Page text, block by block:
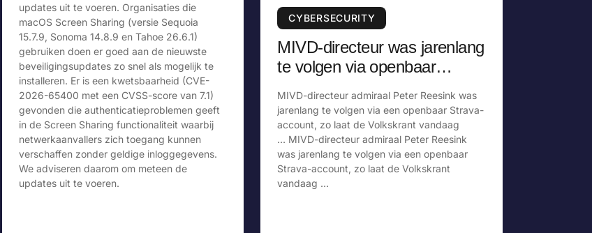
updates uit te voeren. Organisaties die
macOS Screen Sharing (versie Sequoia
15.7.9, Sonoma 14.8.9 en Tahoe 26.6.1)
gebruiken doen er goed aan de nieuwste
beveiligingsupdates zo snel als mogelijk te
installeren. Er is een kwetsbaarheid (CVE-
2026-65400 met een CVSS-score van 7.1)
gevonden die authenticatieproblemen geeft
in de Screen Sharing functionaliteit waarbij
netwerkaanvallers zich toegang kunnen
verschaffen zonder geldige inloggegevens.
We adviseren daarom om meteen de
updates uit te voeren.
CYBERSECURITY
MIVD-directeur was jarenlang
te volgen via openbaar
MIVD-directeur admiraal Peter Reesink was
jarenlang te volgen via een openbaar Strava-
account, zo laat de Volkskrant vandaag
… MIVD-directeur admiraal Peter Reesink
was jarenlang te volgen via een openbaar
Strava-account, zo laat de Volkskrant
vandaag …